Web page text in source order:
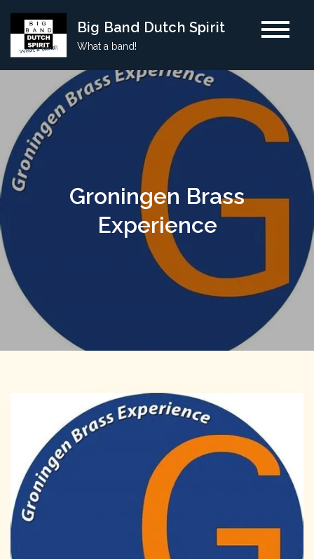
content
Big Band Dutch Spirit
What a band!
Groningen Brass
Experience